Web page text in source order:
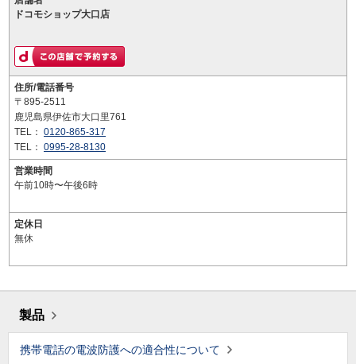
ドコモショップ大口店
住所/電話番号
〒895-2511
鹿児島県伊佐市大口里761
TEL： 0120-865-317
TEL： 0995-28-8130
営業時間
午前10時〜午後6時
定休日
無休
製品
携帯電話の電波防護への適合性について